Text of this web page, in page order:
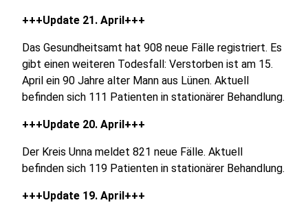
+++Update 21. April+++
Das Gesundheitsamt hat 908 neue Fälle registriert. Es
gibt einen weiteren Todesfall: Verstorben ist am 15.
April ein 90 Jahre alter Mann aus Lünen. Aktuell
befinden sich 111 Patienten in stationärer Behandlung.
+++Update 20. April+++
Der Kreis Unna meldet 821 neue Fälle. Aktuell
befinden sich 119 Patienten in stationärer Behandlung.
+++Update 19. April+++